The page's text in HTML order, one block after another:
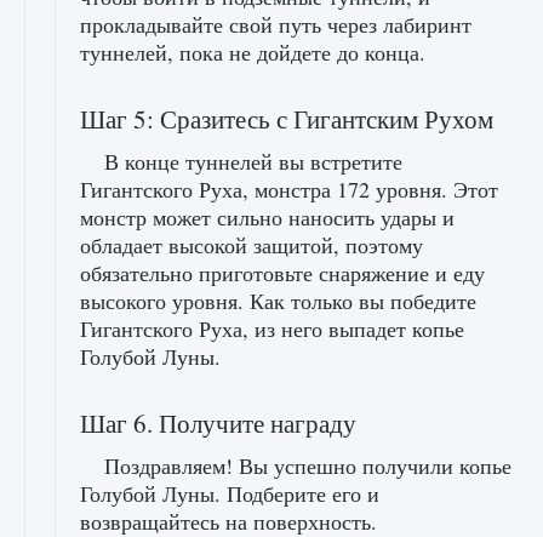
прокладывайте свой путь через лабиринт
туннелей, пока не дойдете до конца.
Шаг 5: Сразитесь с Гигантским Рухом
В конце туннелей вы встретите
Гигантского Руха, монстра 172 уровня. Этот
монстр может сильно наносить удары и
обладает высокой защитой, поэтому
обязательно приготовьте снаряжение и еду
высокого уровня. Как только вы победите
Гигантского Руха, из него выпадет копье
Голубой Луны.
Шаг 6. Получите награду
Поздравляем! Вы успешно получили копье
Голубой Луны. Подберите его и
возвращайтесь на поверхность.